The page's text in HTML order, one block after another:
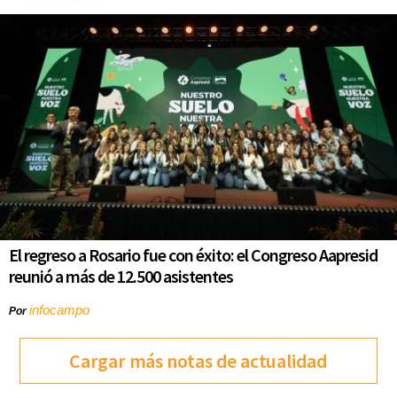
El regreso a Rosario fue con éxito: el Congreso Aapresid
reunió a más de 12.500 asistentes
Porinfocampo
Cargar más notas de actualidad